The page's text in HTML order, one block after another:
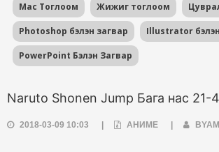
Mac Тоглоом Жижиг тоглоом
Photoshop бэлэн загвар Illustrator
PowerPoint Бэлэн Загвар
Naruto Shonen Jump Бага нас 21-
2018-03-09 10:03 АНИМЕ